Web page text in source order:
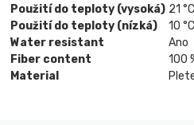
Použití do teploty (vysoká) 21 °C
Použití do teploty (nízká)
10 °C
Water resistant
Ano
Fiber content
100
Material